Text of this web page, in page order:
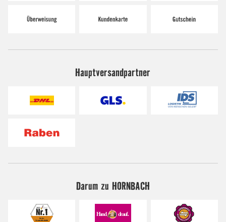
Hauptversandpartner
Darum zu HORNBACH